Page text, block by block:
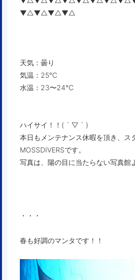
▼△▼△▼△▼△
天気：曇り
気温：25℃
水温：23〜24℃
ハイサイ！！( ´ ▽ ` )
本日もメンテナンス休暇を頂き、ス
MOSSDIVERSです。
写真は、陽の目に当たらない写真館
・・・
春も好調のマンタです！！